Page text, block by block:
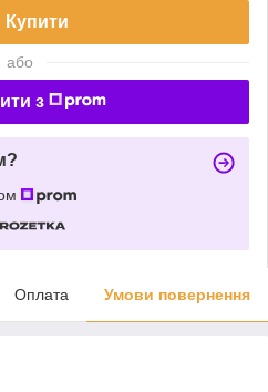
Купити
або
з
Оплата Умови повернення